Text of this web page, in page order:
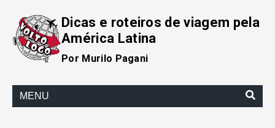
Dicas e roteiros de viagem pela
América Latina
Por Murilo Pagani
MENU